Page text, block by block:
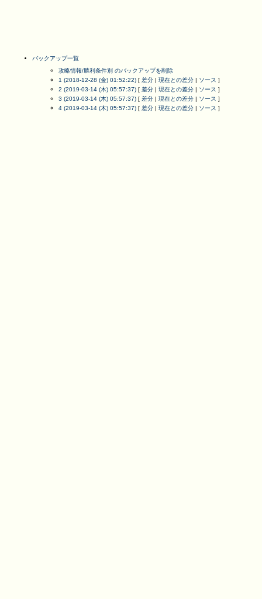
バックアップ一覧
攻略情報/勝利条件別 のバックアップを削除
1 (2018-12-28 (金) 01:52:22) [ 差分 | 現在との差分 | ソース ]
2 (2019-03-14 (木) 05:57:37) [ 差分 | 現在との差分 | ソース ]
3 (2019-03-14 (木) 05:57:37) [ 差分 | 現在との差分 | ソース ]
4 (2019-03-14 (木) 05:57:37) [ 差分 | 現在との差分 | ソース ]